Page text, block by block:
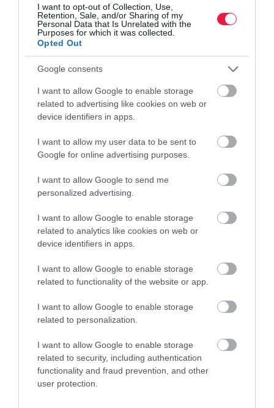
I want to opt-out of Collection, Use,
Retention, Sale, and/or Sharing of my
Personal Data that Is Unrelated with the
Purposes for which it was collected.
Opted Out
Google consents
I want to allow Google to enable storage
related to advertising like cookies on web or
device identifiers in apps.
I want to allow my user data to be sent to
Google for online advertising purposes.
I want to allow Google to send me
personalized advertising.
I want to allow Google to enable storage
related to analytics like cookies on web or
device identifiers in apps.
I want to allow Google to enable storage
related to functionality of the website or app.
I want to allow Google to enable storage
related to personalization.
I want to allow Google to enable storage
related to security, including authentication
functionality and fraud prevention, and other
user protection.
INNOVÁCIÓ
Európából Ázsiába költözik a nagymúltú